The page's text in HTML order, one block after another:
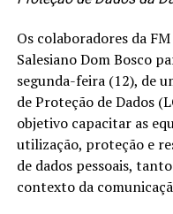
Os colaboradores da
Salesiano Dom Bosco
segunda-feira (12), de
de Proteção de Dados
objetivo capacitar as
utilização, proteção e
de dados pessoais,
contexto da